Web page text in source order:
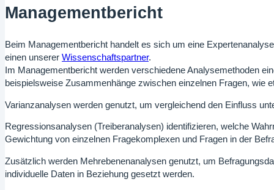
Managementbericht
Beim Managementbericht handelt es sich um eine
einen unserer Wissenschaftspartner.
Im Managementbericht werden verschiedene Analysemethoden
beispielsweise Zusammenhänge zwischen einzelnen Fragen, wie
Varianzanalysen werden genutzt, um vergleichend den Einfluss
Regressionsanalysen (Treiberanalysen) identifizieren, welche
Gewichtung von einzelnen Fragekomplexen und Fragen in der
Zusätzlich werden Mehrebenenanalysen genutzt, um
individuelle Daten in Beziehung gesetzt werden.